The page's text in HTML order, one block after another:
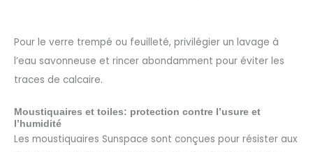
Pour le verre trempé ou feuilleté, privilégier un lavage à
l’eau savonneuse et rincer abondamment pour éviter les
traces de calcaire.
Moustiquaires et toiles: protection contre l’usure et
l’humidité
Les moustiquaires Sunspace sont conçues pour résister aux